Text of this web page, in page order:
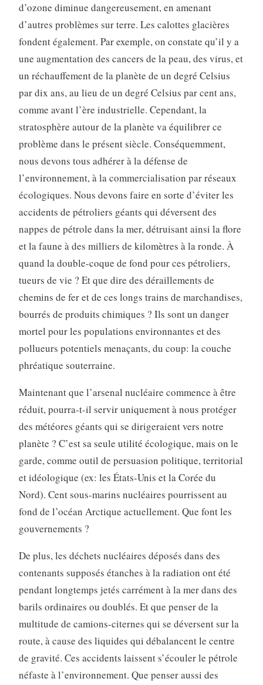
d’ozone diminue dangereusement, en amenant
d’autres problèmes sur terre. Les calottes glacières
fondent également. Par exemple, on constate qu’il y a
une augmentation des cancers de la peau, des virus, et
un réchauffement de la planète de un degré Celsius
par dix ans, au lieu de un degré Celsius par cent ans,
comme avant l’ère industrielle. Cependant, la
stratosphère autour de la planète va équilibrer ce
problème dans le présent siècle. Conséquemment,
nous devons tous adhérer à la défense de
l’environnement, à la commercialisation par réseaux
écologiques. Nous devons faire en sorte d’éviter les
accidents de pétroliers géants qui déversent des
nappes de pétrole dans la mer, détruisant ainsi la flore
et la faune à des milliers de kilomètres à la ronde. À
quand la double-coque de fond pour ces pétroliers,
tueurs de vie ? Et que dire des déraillements de
chemins de fer et de ces longs trains de marchandises,
bourrés de produits chimiques ? Ils sont un danger
mortel pour les populations environnantes et des
pollueurs potentiels menaçants, du coup: la couche
phréatique souterraine.
Maintenant que l’arsenal nucléaire commence à être
réduit, pourra-t-il servir uniquement à nous protéger
des météores géants qui se dirigeraient vers notre
planète ? C’est sa seule utilité écologique, mais on le
garde, comme outil de persuasion politique, territorial
et idéologique (ex: les États-Unis et la Corée du
Nord). Cent sous-marins nucléaires pourrissent au
fond de l’océan Arctique actuellement. Que font les
gouvernements ?
De plus, les déchets nucléaires déposés dans des
contenants supposés étanches à la radiation ont été
pendant longtemps jetés carrément à la mer dans des
barils ordinaires ou doublés. Et que penser de la
multitude de camions-citernes qui se déversent sur la
route, à cause des liquides qui débalancent le centre
de gravité. Ces accidents laissent s’écouler le pétrole
néfaste à l’environnement. Que penser aussi des